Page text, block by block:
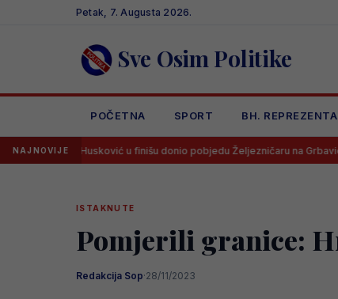
Petak, 7. Augusta 2026.
Sve Osim Politike
POČETNA SPORT BH.
NAJNOVIJE
Husković u finišu donio pobjedu Željezničaru na Grbavici!
ISTAKNUTE
Pomjerili granice:
Redakcija Sop·28/11/2023